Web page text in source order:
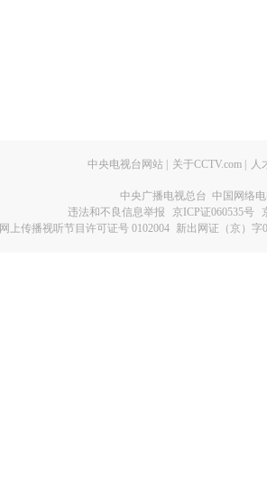
中央电视台网站 关于CCTV.com 人
中央广播电视总台 中国网络
违法和不良信息举报
京ICP证060535号
网上传播视听节目许可证号 0102004 新出网证（京）